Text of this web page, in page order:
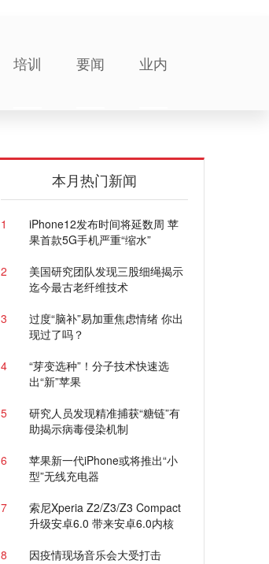
培训 要闻 业内
本月热门新闻
1
iPhone12发布时间将延数周 苹
果首款5G手机严重“缩水”
2
美国研究团队发现三股细绳揭示
迄今最古老纤维技术
3
过度“脑补”易加重焦虑情绪 你出
现过了吗？
4
“芽变选种”！分子技术快速选
出“新”苹果
5
研究人员发现精准捕获“糖链”有
助揭示病毒侵染机制
6
苹果新一代iPhone或将推出“小
型”无线充电器
7
索尼Xperia Z2/Z3/Z3 Compact
升级安卓6.0 带来安卓6.0内核
8
因疫情现场音乐会大受打击